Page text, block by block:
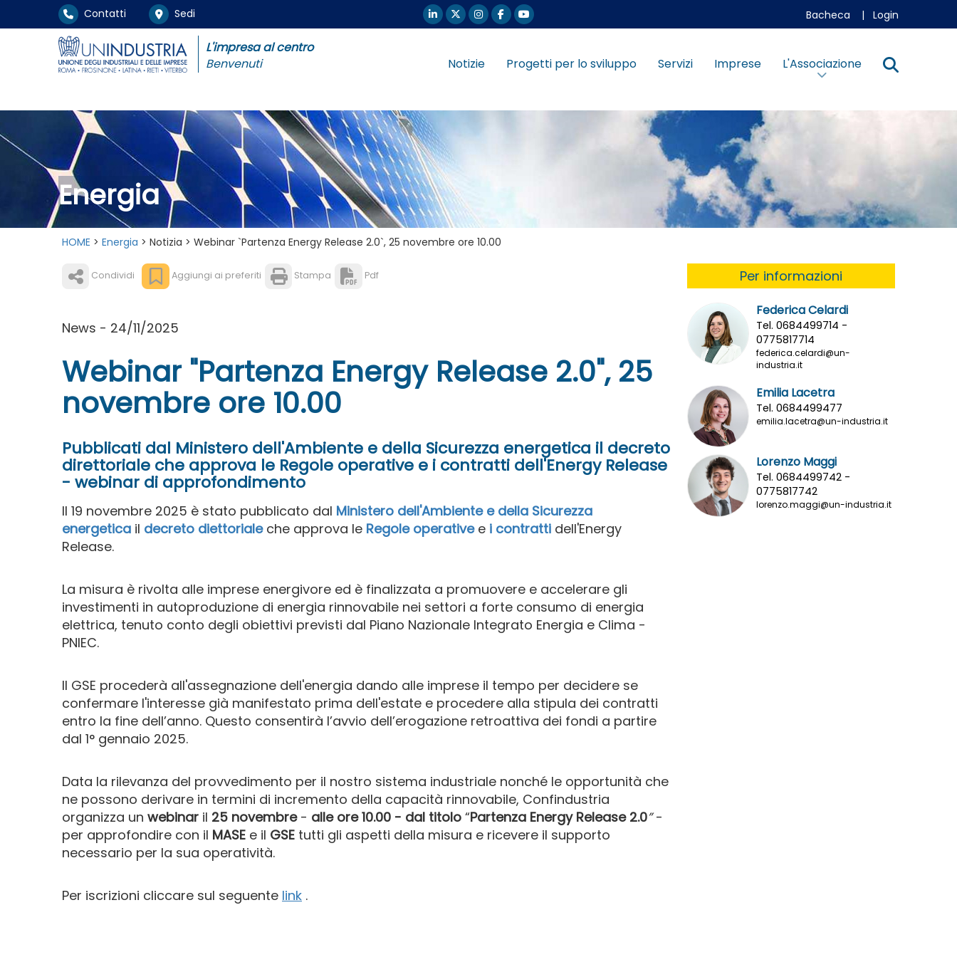
Contatti Sedi Bacheca | Login
L'impresa al centro
Benvenuti
Notizie Progetti per lo sviluppo Servizi Imprese L'Associazione
Energia
HOME > Energia > Notizia > Webinar `Partenza Energy Release 2.0`, 25 novembre ore 10.00
Condividi Aggiungi ai preferiti Stampa Pdf
News - 24/11/2025
Webinar "Partenza Energy Release 2.0", 25
novembre ore 10.00
Pubblicati dal Ministero dell'Ambiente e della Sicurezza energetica il decreto
direttoriale che approva le Regole operative e i contratti dell'Energy Release
- webinar di approfondimento
Il 19 novembre 2025 è stato pubblicato dal Ministero dell'Ambiente e della Sicurezza
energetica il decreto diettorialeche approva le Regole operativee i contratti dell'Energy
Release.
La misura è rivolta alle imprese energivore ed è finalizzata a promuovere e accelerare gli
investimenti in autoproduzione di energia rinnovabile nei settori a forte consumo di energia
elettrica, tenuto conto degli obiettivi previsti dal Piano Nazionale Integrato Energia e Clima -
PNIEC.
Il GSE procederà all'assegnazione dell'energia dando alle imprese il tempo per decidere se
confermare l'interesse già manifestato prima dell'estate e procedere alla stipula dei contratti
entro la fine dell’anno. Questo consentirà l’avvio dell’erogazione retroattiva dei fondi a partire
dal 1° gennaio 2025.
Data la rilevanza del provvedimento per il nostro sistema industriale nonché le opportunità che
ne possono derivare in termini di incremento della capacità rinnovabile, Confindustria
organizza un webinar il 25 novembre- alle ore 10.00 - dal titolo “Partenza Energy Release 2.0”-
per approfondire con il MASE e il GSE tutti gli aspetti della misura e ricevere il supporto
necessario per la sua operatività.
Per iscrizioni cliccare sul seguente link .
Per informazioni
Federica Celardi
Tel. 0684499714 -
0775817714
federica.celardi@un-
industria.it
Emilia Lacetra
Tel. 0684499477
emilia.lacetra@un-industria.it
Lorenzo Maggi
Tel. 0684499742 -
0775817742
lorenzo.maggi@un-industria.it